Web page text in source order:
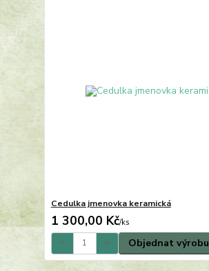
Cedulka jmenovka keramická
1 300,00 Kč/ks
Objednat výrobu